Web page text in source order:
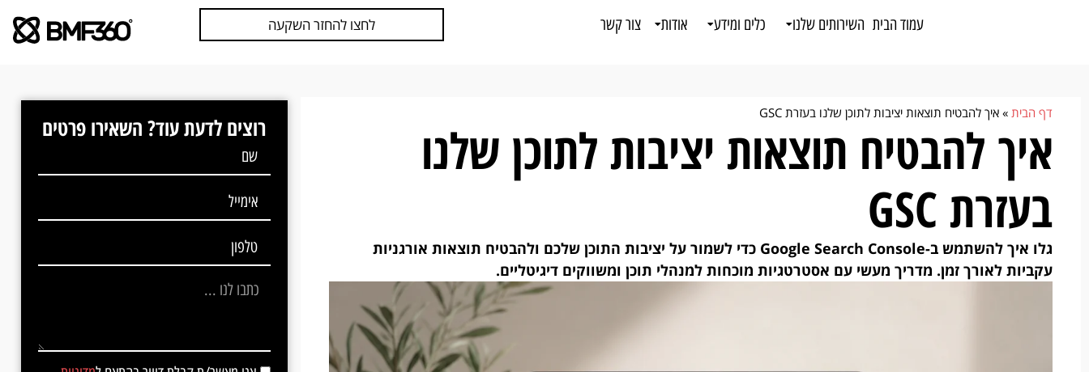
לחצו להחזר השקעה עמוד הבית השירותים שלנו כלים ומידע אודות צור קשר
דף הבית » איך להבטיח תוצאות יציבות לתוכן שלנו בעזרת GSC
איך להבטיח תוצאות יציבות לתוכן שלנו
בעזרת GSC
גלו איך להשתמש ב-Google Search Console כדי לשמור על יציבות התוכן שלכם ולהבטיח תוצאות אורגניות
עקביות לאורך זמן. מדריך מעשי עם אסטרטגיות מוכחות למנהלי תוכן ומשווקים דיגיטליים.
רוצים לדעת עוד? השאירו פרטים